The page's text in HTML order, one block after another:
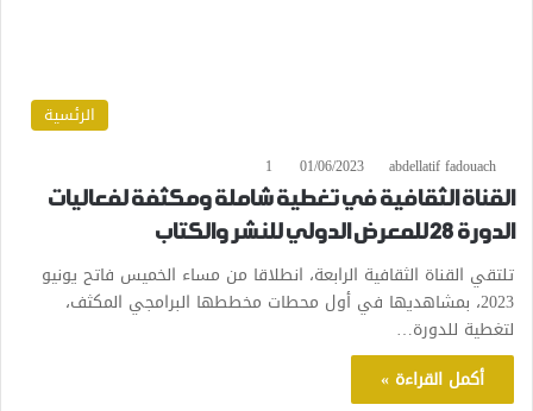
الرئسية
abdellatif fadouach
01/06/2023
1
القناة الثقافية في تغطية شاملة ومكثفة لفعاليات
الدورة 28 للمعرض الدولي للنشر والكتاب
تلتقي القناة الثقافية الرابعة، انطلاقا من مساء الخميس فاتح يونيو
2023، بمشاهديها في أول محطات مخططها البرامجي المكثف،
لتغطية للدورة…
أكمل القراءة »